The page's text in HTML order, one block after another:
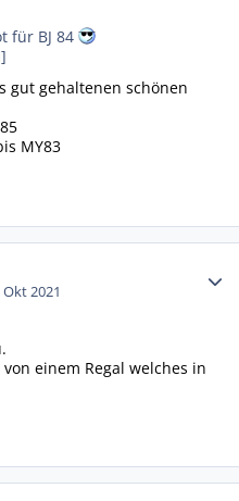
für BJ 84
gut gehaltenen schönen
MY83
Okt 2021
einem Regal welches in